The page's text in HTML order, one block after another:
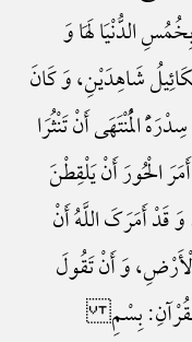
الدُّنْیَا لَهَا وَ
شَاهِدَیْنِ، وَ کَانَ
الْمُنْتَهَی أَنْ تَنْثُرَا
الْحُورَ أَنْ یَلْقِطْنَ
قَدْ أَمَرَکَ اللَّهُ أَنْ
وَ أَنْ تَقُولَ
بِسْمِ